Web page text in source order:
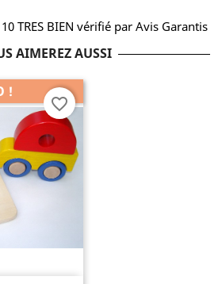
TRES BIEN vérifié par Avis Garantis
AIMEREZ AUSSI
!
favorite_border